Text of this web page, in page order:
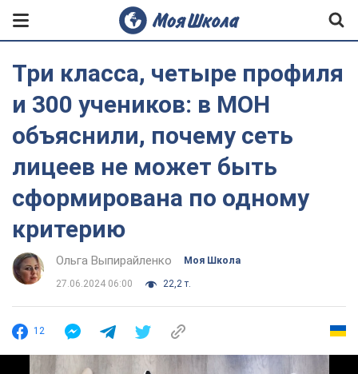
Три класса, четыре профиля
и 300 учеников: в МОН
объяснили, почему сеть
лицеев не может быть
сформирована по одному
критерию
Ольга Выпирайленко Моя Школа
27.06.2024 06:00 22,2 т.
12